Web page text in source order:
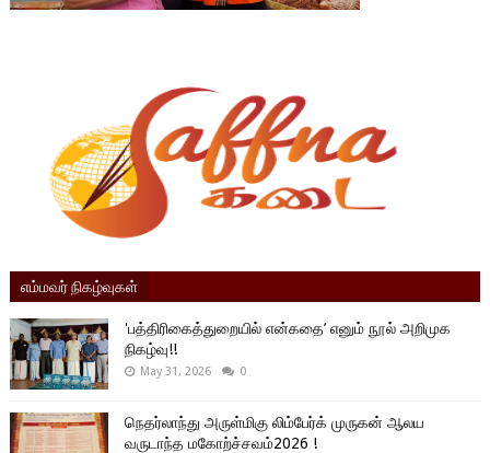
எம்மவர் நிகழ்வுகள்
'பத்திரிகைத்துறையில் என்கதை’ எனும் நூல் அறிமுக
நிகழ்வு!!
May 31, 2026 0
நெதர்லாந்து அருள்மிகு லிம்பேர்க் முருகன் ஆலய
வருடாந்த மகோற்ச்சவம்2026 !